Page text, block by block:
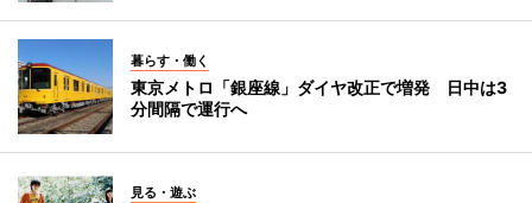
暮らす・働く
東京メトロ「銀座線」ダイヤ改正で増発 日中は3
分間隔で運行へ
見る・遊ぶ